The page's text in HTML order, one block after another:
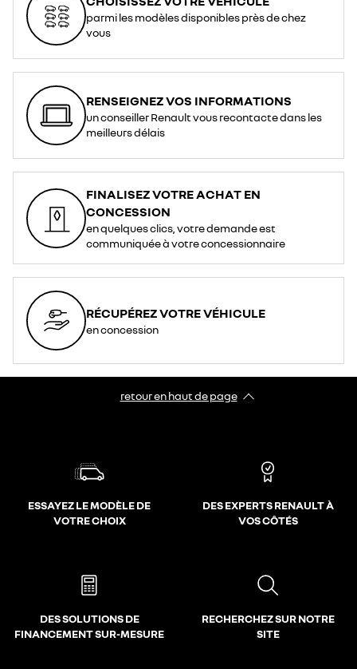
parmi les modèles disponibles près de chez
vous
RENSEIGNEZ VOS INFORMATIONS
un conseiller Renault vous recontacte dans les
meilleurs délais
FINALISEZ VOTRE ACHAT EN
CONCESSION
en quelques clics, votre demande est
communiquée à votre concessionnaire
RÉCUPÉREZ VOTRE VÉHICULE
en concession
retour en haut de page​
ESSAYEZ LE MODÈLE DE
VOTRE CHOIX
DES EXPERTS RENAULT À
VOS CÔTÉS
DES SOLUTIONS DE
FINANCEMENT SUR-MESURE
RECHERCHEZ SUR NOTRE
SITE